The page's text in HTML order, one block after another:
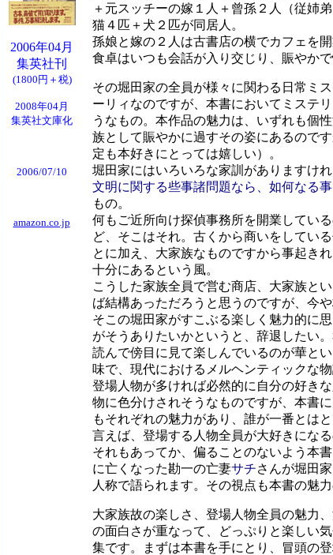
2006年04月
集英社刊
(1800円＋税)
2008年04月
集英社文庫化
2006/07/10
amazon.co.jp
＋元スッチーの嫁１人＋曾孫２人（従姉
猫４匹＋犬２匹が同居人。
孫娘と嫁の２人は古書店の横でカフェを
食卓はいつも会話が入り交じり、賑やかで
その堀田家の全員が様々に関わる日常ミ
ーリィなのですが、本書においてミステ
うなもの。本作品の魅力は、いずれも個
族として賑やかに過すその姿にあるので
定も本好きにとっては嬉しい）。
堀田家にはいろいろな家訓がありますけ
文明に関する些事諸問題なら、如何なる事
もの。
何もご近所向け探偵事務所を開業してい
ど、そこはそれ。古くから商いをしてい
とに加え、大家族なものですから事起き
十分にあるという風。
こうした家族全員で営む商店、大家族と
ば結構あっただろうと思うのですが、今
そこの堀田家がすこぶる楽しく魅力的に
がそうありたいかというと、辞退したい
読んで傍目に見て楽しんでいるのが華と
味で、現代におけるメルヘンティックな物
登場人物が多ければ必然的に自分の好き
物に色分けされそうなものですが、本書
もそれぞれの魅力があり、誰が一番とは
言えば、登場する人物全員が大好きになる
それもあってか、偏ることのないよう本
に亡くなった勘一の亡妻サチさんが堀田
人称で語られます。その視点も本書の魅力
大家族故の楽しさ、登場人物全員の魅力
の面白さが重なって、どっぷりと楽しい
集です。まずは本書を手にとり、冒頭の